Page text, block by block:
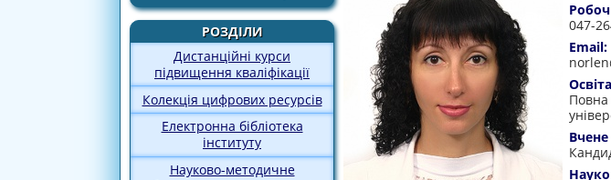
РОЗДІЛИ
Дистанційні курси
підвищення кваліфікації
Колекція цифрових ресурсів
Електронна бібліотека
інституту
Науково-методичне
047-
Email: